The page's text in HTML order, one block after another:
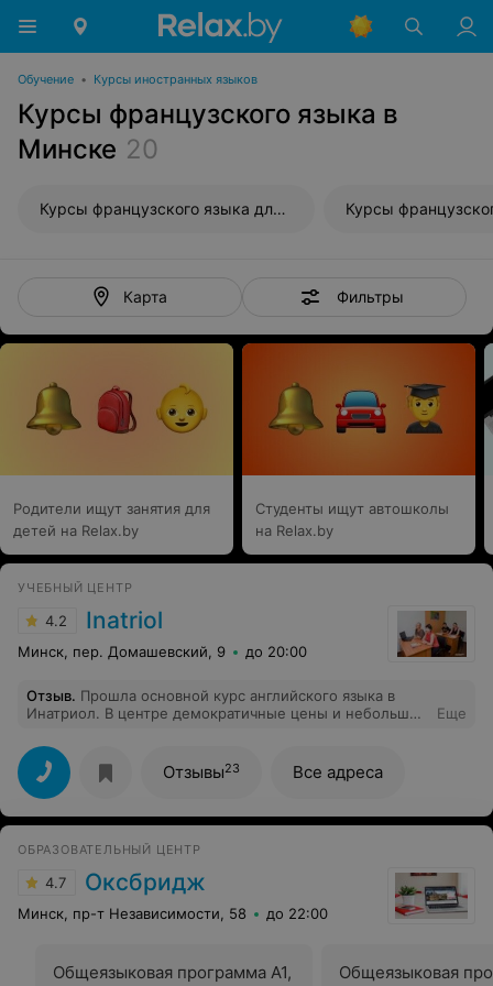
Обучение • Курсы иностранных языков
Курсы французского языка в
Минске 20
Курсы французского языка для взрослых
Карта Фильтры
Родители ищут занятия для
детей на Relax.by
Студенты ищут автошколы
на Relax.by
УЧЕБНЫЙ ЦЕНТР
4.2 Inatriol
Минск, пер. Домашевский, 9 до 20:00
Отзыв. Прошла основной курс английского языка в
Инатриол. В центре демократичные цены и небольшие
Также мне очень повезло с преподавателем -
терпеливая и справедливая женщина, настоящий
профессионал в своей сфере. Благодаря ей полюбила
английский, перестала стеснятся разговаривать,
захотелось изучать еще и другие языки.
Еще
Отзывы23 Все адреса
ОБРАЗОВАТЕЛЬНЫЙ ЦЕНТР
4.7 Оксбридж
Минск, пр-т Независимости, 58 до 22:00
Общеязыковая программа A1,
Общеязыковая